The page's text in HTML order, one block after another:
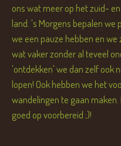
ons wat meer op het zuid-
land. 's Morgens bepalen we
we een pauze hebben en
wat vaker zonder al teveel
'ontdekken' we dan zelf ook
lopen! Ook hebben we het
wandelingen te gaan
goed op voorbereid ;)!